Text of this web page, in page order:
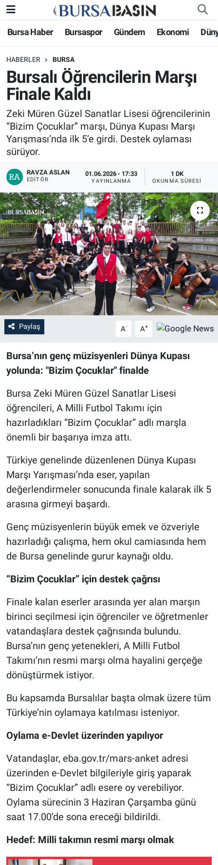
Bursa Haber Bursaspor Gündem Ekonomi
HABERLER BURSA
Bursalı Öğrencilerin Marşı
Finale Kaldı
Zeki Müren Güzel Sanatlar Lisesi öğrencilerinin
“Bizim Çocuklar” marşı, Dünya Kupası Marşı
Yarışması’nda ilk 5’e girdi. Destek oylaması
sürüyor.
RAVZA ASLAN
EDITÖR
01.06.2026 - 17:33
YAYINLANMA
1 DK
OKUNMA SÜRESI
Paylaş A- A+
Bursa’nın genç müzisyenleri Dünya Kupası
yolunda: "Bizim Çocuklar" finalde
Bursa Zeki Müren Güzel Sanatlar Lisesi
öğrencileri, A Milli Futbol Takımı için
hazırladıkları “Bizim Çocuklar” adlı marşla
önemli bir başarıya imza attı.
Türkiye genelinde düzenlenen Dünya Kupası
Marşı Yarışması’nda eser, yapılan
değerlendirmeler sonucunda finale kalarak ilk 5
arasına girmeyi başardı.
Genç müzisyenlerin büyük emek ve özveriyle
hazırladığı çalışma, hem okul camiasında hem
de Bursa genelinde gurur kaynağı oldu.
“Bizim Çocuklar” için destek çağrısı
Finale kalan eserler arasında yer alan marşın
birinci seçilmesi için öğrenciler ve öğretmenler
vatandaşlara destek çağrısında bulundu.
Bursa’nın genç yetenekleri, A Milli Futbol
Takımı’nın resmi marşı olma hayalini gerçeğe
dönüştürmek istiyor.
Bu kapsamda Bursalılar başta olmak üzere tüm
Türkiye’nin oylamaya katılması isteniyor.
Oylama e-Devlet üzerinden yapılıyor
Vatandaşlar, eba.gov.tr/mars-anket adresi
üzerinden e-Devlet bilgileriyle giriş yaparak
“Bizim Çocuklar” adlı esere oy verebiliyor.
Oylama sürecinin 3 Haziran Çarşamba günü
saat 17.00’de sona ereceği bildirildi.
Hedef: Milli takımın resmi marşı olmak
Bursa Haber
Genel
Politika
Bilim, Teknoloji
KÜLTÜR-SANAT
Gündem
Sağlık
Eğitim
Ekonomi
Dünya
Teknoloji
Magazin
Yaşam
Spor
Nöbetçi Eczaneler
Bursa Nöbetçi Eczaneler
Bursa Hava Durumu
Bursa Namaz Vakitleri
Bursa Trafik Yoğunluk Haritası
Süper Lig Puan Durumu ve Fikstür
Haber Arşivi